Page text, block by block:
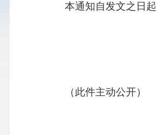
本通知自发文之日起
（此件主动公开）